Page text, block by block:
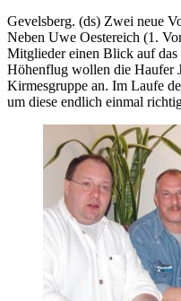
Gevelsberg. (ds) Zwei neue
Neben Uwe Oestereich (1.
Mitglieder einen Blick auf das
Höhenflug wollen die Haufer
Kirmesgruppe an. Im Laufe
um diese endlich einmal